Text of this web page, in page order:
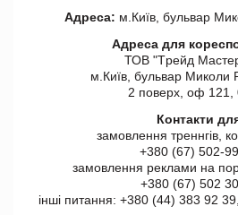
Адреса: м.Київ, бульвар
Адреса для
ТОВ "Tрейд
м.Київ, бульвар Миколи
2 поверх, оф 121,
Контакти
замовлення треннгів,
+380 (67) 502-
замовлення реклами на
+380 (67) 502 30
інші питання: +380 (44) 383 92